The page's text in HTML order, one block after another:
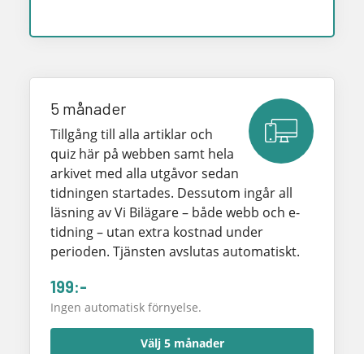
5 månader
Tillgång till alla artiklar och
quiz här på webben samt hela
arkivet med alla utgåvor sedan
tidningen startades. Dessutom ingår all
läsning av Vi Bilägare – både webb och e-
tidning – utan extra kostnad under
perioden. Tjänsten avslutas automatiskt.
199:-
Ingen automatisk förnyelse.
Välj 5 månader